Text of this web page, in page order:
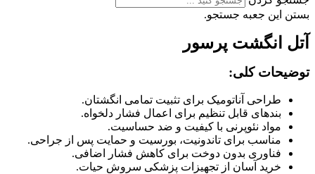
بستن این جعبه جستجو.
آتل انگشت پرسور
توضیحات کلی:
طراحی آناتومیک برای تثبیت تمامی انگشتان.
بندهای قابل تنظیم برای اعمال فشار دلخواه.
مواد نئوپرنی با کیفیت و ضد حساسیت.
مناسب برای تاندونیت، بورسیت و حمایت پس از جراحی.
فناوری بدون دوخت برای کاهش فشار اضافی.
خرید آسان از تجهیزات پزشکی سروش حیات.